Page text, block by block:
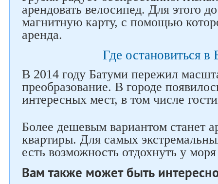
арендовать велосипед. Для этого
магнитную карту, с помощью
аренда.
Где остановиться в
В 2014 году Батуми пережил
преобразование. В городе
интересных мест, в том числе
Более дешевым вариантом станет
квартиры. Для самых
есть возможность отдохнуть у
Вам также может быть